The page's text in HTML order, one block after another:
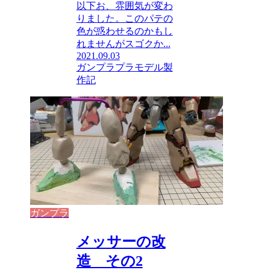
以下お、雰囲気が変わ
りました。このパテの
色が惑わせるのかもし
れませんがスゴクか...
2021.09.03
ガンプラプラモデル製
作記
ガンプラ
メッサーの改
造 その2